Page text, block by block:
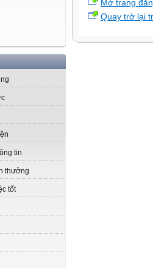
tin
thưởng
tốt
Mở trang
Quay trở lại